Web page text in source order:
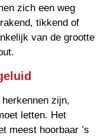
zich een weg
tikkend of
van de grootte
zijn,
letten. Het
meest hoorbaar ’s